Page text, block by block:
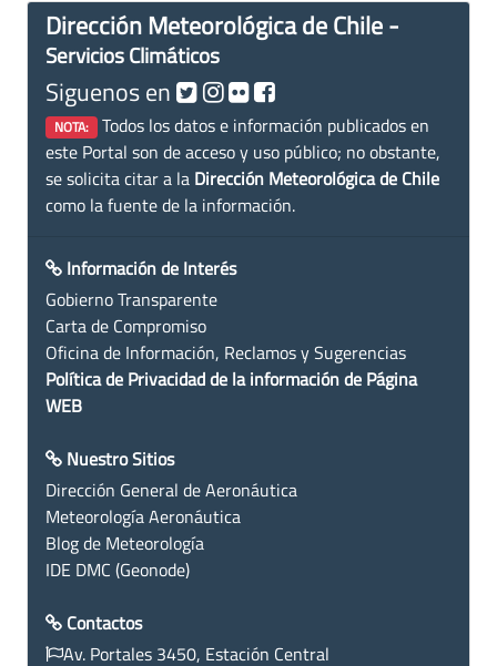
Dirección Meteorológica de Chile -
Servicios Climáticos
Siguenos en
NOTA: Todos los datos e información publicados en
este Portal son de acceso y uso público; no obstante,
se solicita citar a la Dirección Meteorológica de Chile
como la fuente de la información.
Información de Interés
Gobierno Transparente
Carta de Compromiso
Oficina de Información, Reclamos y Sugerencias
Política de Privacidad de la información de Página
WEB
Nuestro Sitios
Dirección General de Aeronáutica
Meteorología Aeronáutica
Blog de Meteorología
IDE DMC (Geonode)
Contactos
Av. Portales 3450, Estación Central